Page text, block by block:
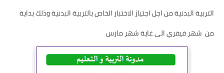
التربية البدنية من اجل اجتياز الاختبار الخاص بالتربية البدنية وذلك بداية
من شهر فيفري الى غاية شهر مارس